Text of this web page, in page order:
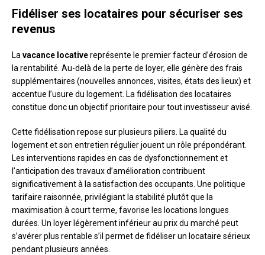
Fidéliser ses locataires pour sécuriser ses
revenus
La vacance locativereprésente le premier facteur d’érosion de
la rentabilité. Au-delà de la perte de loyer, elle génère des frais
supplémentaires (nouvelles annonces, visites, états des lieux) et
accentue l’usure du logement. La fidélisation des locataires
constitue donc un objectif prioritaire pour tout investisseur avisé.
Cette fidélisation repose sur plusieurs piliers. La qualité du
logement et son entretien régulier jouent un rôle prépondérant.
Les interventions rapides en cas de dysfonctionnement et
l’anticipation des travaux d’amélioration contribuent
significativement à la satisfaction des occupants. Une politique
tarifaire raisonnée, privilégiant la stabilité plutôt que la
maximisation à court terme, favorise les locations longues
durées. Un loyer légèrement inférieur au prix du marché peut
s’avérer plus rentable s’il permet de fidéliser un locataire sérieux
pendant plusieurs années.